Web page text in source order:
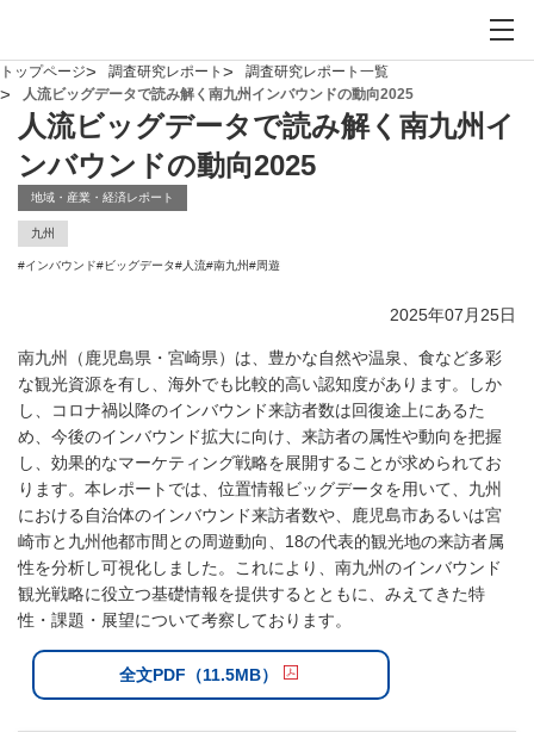
トップページ 調査研究レポート
調査研究レポート一覧
人流ビッグデータで読み解く南九州インバウンドの動向2025
人流ビッグデータで読み解く南九州イ
ンバウンドの動向2025
地域・産業・経済レポート
九州
#インバウンド#ビッグデータ#人流#南九州#周遊
2025年07月25日
南九州（鹿児島県・宮崎県）は、豊かな自然や温泉、食など多彩
な観光資源を有し、海外でも比較的高い認知度があります。しか
し、コロナ禍以降のインバウンド来訪者数は回復途上にあるた
め、今後のインバウンド拡大に向け、来訪者の属性や動向を把握
し、効果的なマーケティング戦略を展開することが求められてお
ります。本レポートでは、位置情報ビッグデータを用いて、九州
における自治体のインバウンド来訪者数や、鹿児島市あるいは宮
崎市と九州他都市間との周遊動向、18の代表的観光地の来訪者属
性を分析し可視化しました。これにより、南九州のインバウンド
観光戦略に役立つ基礎情報を提供するとともに、みえてきた特
性・課題・展望について考察しております。
全文PDF（11.5MB）